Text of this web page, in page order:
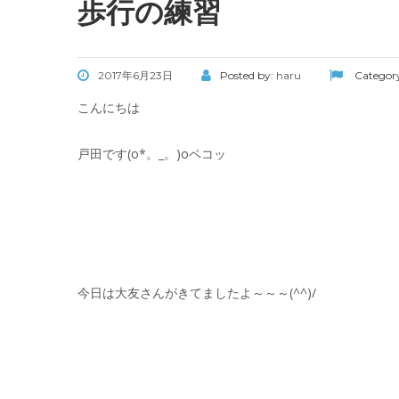
歩行の練習
2017年6月23日 Posted by: haru
こんにちは
戸田です(o*。_。)oペコッ
今日は大友さんがきてましたよ～～～(^^)/